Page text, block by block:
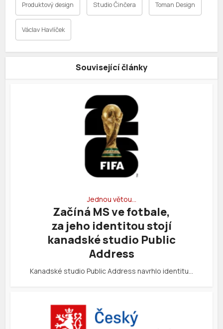
Produktový design Studio Činčera Toman Design
Václav Havlíček
Související články
Jednou větou…
Začíná MS ve fotbale,
za jeho identitou stojí
kanadské studio Public
Address
Kanadské studio Public Address navrhlo identitu…